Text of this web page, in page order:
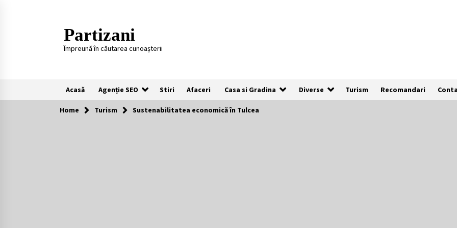
Partizani
Împreună în căutarea cunoașterii
Acasă Agenție SEO Stiri Afaceri Casa si Gradina Diverse Turism Recomandari
Recomandari
Home Turism Sustenabilitatea economică în Tulcea